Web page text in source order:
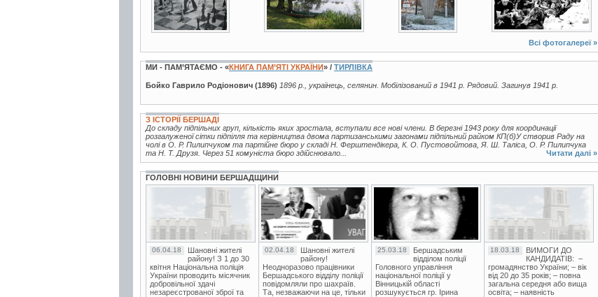
Всі фотогалереї »
МИ - ПАМ’ЯТАЄМО - «КНИГА ПАМ’ЯТІ УКРАЇНИ» / ТИРЛІВКА
Бойко Гаврило Родіонович (1896) 1896 р., українець, селянин. Мобілізований в 1941 р. Рядовий. Загинув 1941 р.
З ІСТОРІЇ БЕРШАДІ
До складу підпільних груп, кількість яких зростала, вступали все нові члени. В березні 1943 року для координації
розгалуженої сітки підпілля та керівництва двома партизанськими загонами підпільний райком КП(б)У створив Раду на
чолі в О. Р. Пилипчуком та партійне бюро у складі Н. Ферштендікера, К. О. Пустовойтова, Я. Ш. Таліса, О. Р. Пилипчука
та Н. Т. Друзя. Через 51 комуніста бюро здійснювало...
Читати далі »
ГОЛОВНІ НОВИНИ БЕРШАДЩИНИ
06.04.18
Шановні жителі
району! З 1 до 30
квітня Національна поліція
України проводить місячник
добровільної здачі
незареєстрованої зброї та
02.04.18
Шановні жителі
району!
Неодноразово працівники
Бершадського відділу поліції
повідомляли про шахраїв.
Та, незважаючи на це, тільки
25.03.18
Бершадським
відділом поліції
Головного управління
національної поліції у
Вінницькій області
розшукується гр. Ірина
18.03.18
ВИМОГИ ДО
КАНДИДАТІВ: –
громадянство України; – вік
від 20 до 35 років; – повна
загальна середня або вища
освіта; – наявність